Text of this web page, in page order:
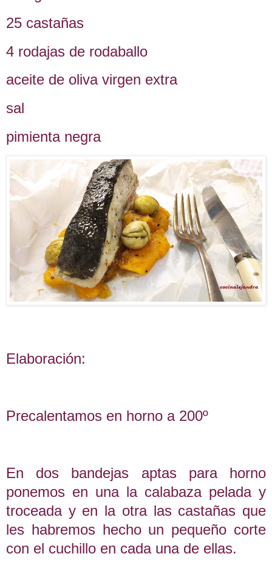
25 castañas
4 rodajas de rodaballo
aceite de oliva virgen extra
sal
pimienta negra
Elaboración:
Precalentamos en horno a 200º
En dos bandejas aptas para horno
ponemos en una la calabaza pelada y
troceada y en la otra las castañas que
les habremos hecho un pequeño corte
con el cuchillo en cada una de ellas.